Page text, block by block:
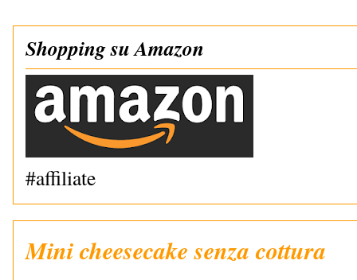
Shopping su Amazon
#affiliate
Mini cheesecake senza cottura